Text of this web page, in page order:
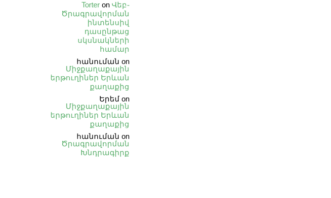
Torter on Վեբ֊
Ծրագրավորման
ինտենսիվ
դասընթաց
սկսնակների
համար
հանուման on
Միջքաղաքային
երթուղիներ Երևան
քաղաքից
Երեմ on
Միջքաղաքային
երթուղիներ Երևան
քաղաքից
հանուման on
Ծրագրավորման
Խնդրագիրք